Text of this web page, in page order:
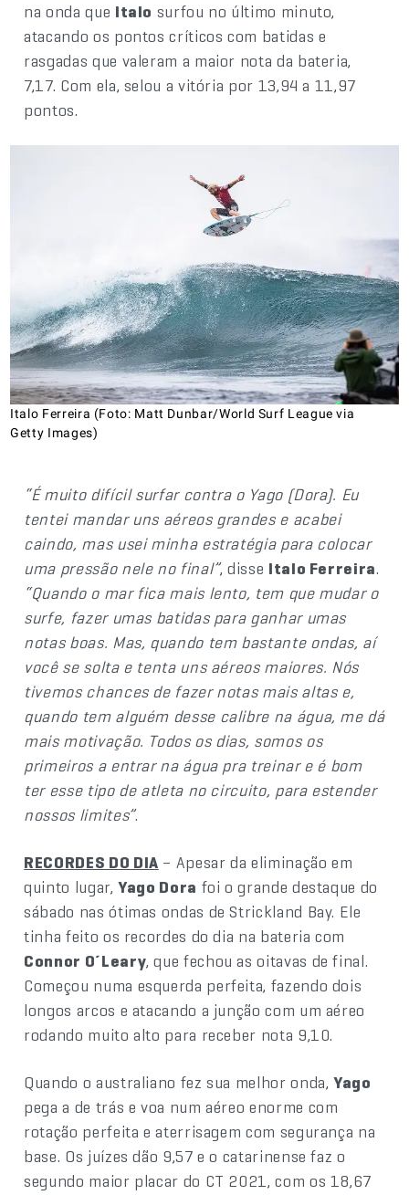
na onda que Italo surfou no último minuto,
atacando os pontos críticos com batidas e
rasgadas que valeram a maior nota da bateria,
7,17. Com ela, selou a vitória por 13,94 a 11,97
pontos.
Italo Ferreira (Foto: Matt Dunbar/World Surf League via
Getty Images)
“É muito difícil surfar contra o Yago (Dora). Eu
tentei mandar uns aéreos grandes e acabei
caindo, mas usei minha estratégia para colocar
uma pressão nele no final”, disse Italo Ferreira.
“Quando o mar fica mais lento, tem que mudar o
surfe, fazer umas batidas para ganhar umas
notas boas. Mas, quando tem bastante ondas, aí
você se solta e tenta uns aéreos maiores. Nós
tivemos chances de fazer notas mais altas e,
quando tem alguém desse calibre na água, me dá
mais motivação. Todos os dias, somos os
primeiros a entrar na água pra treinar e é bom
ter esse tipo de atleta no circuito, para estender
nossos limites”.
RECORDES DO DIA – Apesar da eliminação em
quinto lugar,Yago Dora foi o grande destaque do
sábado nas ótimas ondas de Strickland Bay. Ele
tinha feito os recordes do dia na bateria com
Connor O´Leary, que fechou as oitavas de final.
Começou numa esquerda perfeita, fazendo dois
longos arcos e atacando a junção com um aéreo
rodando muito alto para receber nota 9,10.
Quando o australiano fez sua melhor onda,Yago
pega a de trás e voa num aéreo enorme com
rotação perfeita e aterrisagem com segurança na
base. Os juízes dão 9,57 e o catarinense faz o
segundo maior placar do CT 2021, com os 18,67